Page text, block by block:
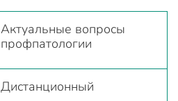
Актуальные вопросы
профпатологии
Дистанционный